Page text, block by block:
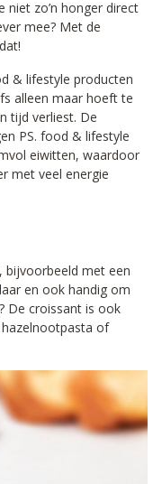
zo’n honger direct
mee? Met de
& lifestyle producten
alleen maar hoeft te
tijd verliest. De
PS. food & lifestyle
eiwitten, waardoor
met veel energie
bijvoorbeeld met een
en ook handig om
De croissant is ook
of